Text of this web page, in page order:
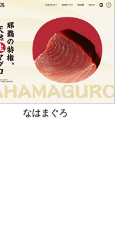
なはまぐろ